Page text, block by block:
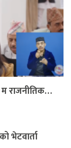
म राजनीतिक…
भेटवार्ता